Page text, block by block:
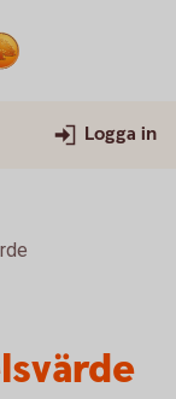
Logga in